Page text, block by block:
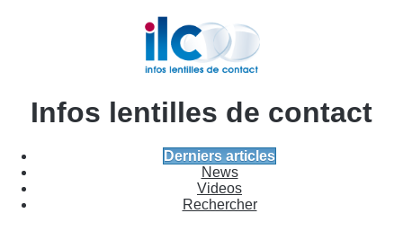
Infos lentilles de contact
Derniers articles
News
Videos
Rechercher